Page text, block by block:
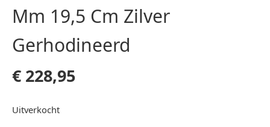
Mm 19,5 Cm Zilver
Gerhodineerd
€ 228,95
Uitverkocht